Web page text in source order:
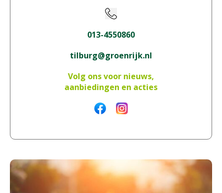
013-4550860
tilburg@groenrijk.nl
Volg ons voor nieuws,
aanbiedingen en acties